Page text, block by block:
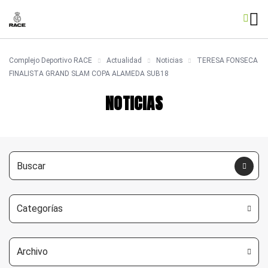
Complejo Deportivo RACE Actualidad Noticias
TERESA FONSECA
FINALISTA GRAND SLAM COPA ALAMEDA SUB18
NOTICIAS
Categorías
Archivo